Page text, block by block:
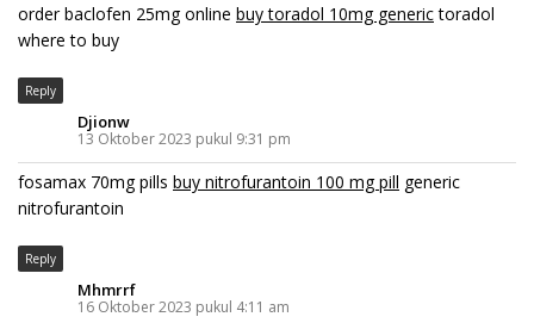
order baclofen 25mg online buy toradol 10mg generictoradol
where to buy
Reply
Djionw
13 Oktober 2023 pukul 9:31 pm
fosamax 70mg pills buy nitrofurantoin 100 mg pill generic
nitrofurantoin
Reply
Mhmrrf
16 Oktober 2023 pukul 4:11 am